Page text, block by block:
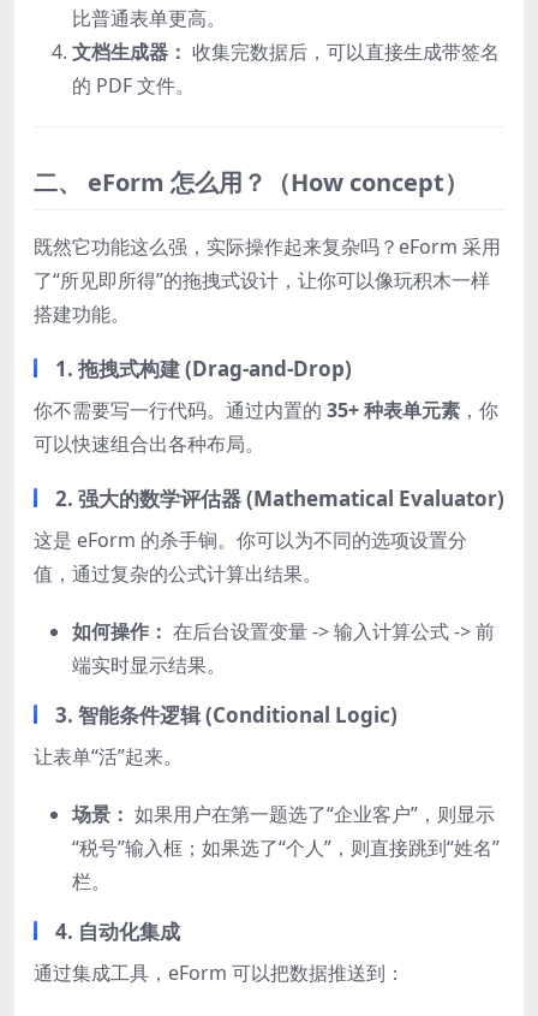
比普通表单更高。
文档生成器： 收集完数据后，可以直接生成带签名
的 PDF 文件。
二、 eForm 怎么用？（How concept）
既然它功能这么强，实际操作起来复杂吗？eForm 采用
了“所见即所得”的拖拽式设计，让你可以像玩积木一样
搭建功能。
1. 拖拽式构建 (Drag-and-Drop)
你不需要写一行代码。通过内置的 35+ 种表单元素 ，你
可以快速组合出各种布局。
2. 强大的数学评估器 (Mathematical Evaluator)
这是 eForm 的杀手锏。你可以为不同的选项设置分
值，通过复杂的公式计算出结果。
如何操作： 在后台设置变量 -> 输入计算公式 -> 前
端实时显示结果。
3. 智能条件逻辑 (Conditional Logic)
让表单“活”起来。
场景： 如果用户在第一题选了“企业客户”，则显示
“税号”输入框；如果选了“个人”，则直接跳到“姓名”
栏。
4. 自动化集成
通过集成工具，eForm 可以把数据推送到：